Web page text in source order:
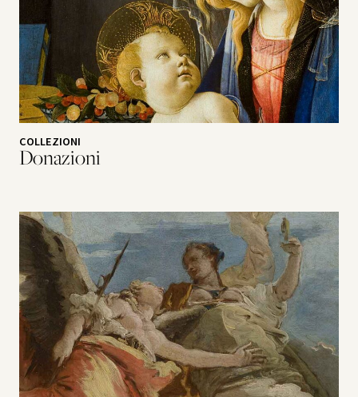
COLLEZIONI
Donazioni